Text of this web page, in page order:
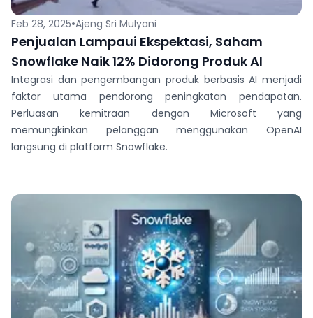
Feb 28, 2025•Ajeng Sri Mulyani
Penjualan Lampaui Ekspektasi, Saham
Snowflake Naik 12% Didorong Produk AI
Integrasi dan pengembangan produk berbasis AI menjadi
faktor utama pendorong peningkatan pendapatan.
Perluasan kemitraan dengan Microsoft yang
memungkinkan pelanggan menggunakan OpenAI
langsung di platform Snowflake.